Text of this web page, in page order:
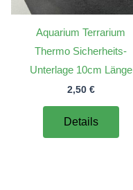
Aquarium Terrarium
Thermo Sicherheits-
Unterlage 10cm Länge
2,50 €
Details